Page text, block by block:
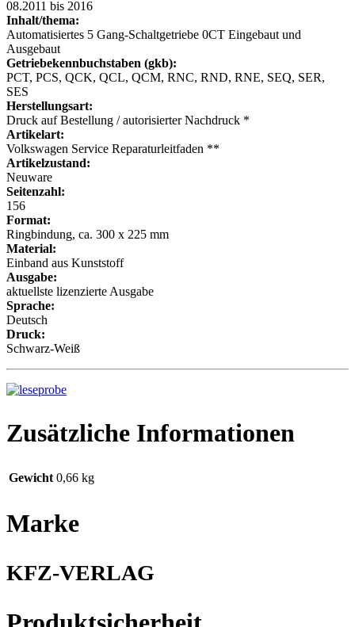
08.2011 bis 2016
Inhalt/thema:
Automatisiertes 5 Gang-Schaltgetriebe 0CT Eingebaut und
Ausgebaut
Getriebekennbuchstaben (gkb):
PCT, PCS, QCK, QCL, QCM, RNC, RND, RNE, SEQ, SER,
SES
Herstellungsart:
Druck auf Bestellung / autorisierter Nachdruck *
Artikelart:
Volkswagen Service Reparaturleitfaden **
Artikelzustand:
Neuware
Seitenzahl:
156
Format:
Ringbindung, ca. 300 x 225 mm
Material:
Einband aus Kunststoff
Ausgabe:
aktuellste lizenzierte Ausgabe
Sprache:
Deutsch
Druck:
Schwarz-Weiß
Zusätzliche Informationen
Gewicht 0,66 kg
Marke
KFZ-VERLAG